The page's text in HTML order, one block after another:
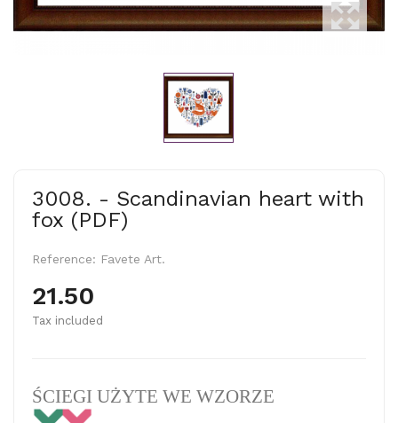
3008. - Scandinavian heart with
fox (PDF)
Reference: Favete Art.
21.50
Tax included
ŚCIEGI UŻYTE WE WZORZE